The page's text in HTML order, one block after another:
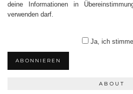
deine Informationen in
verwenden darf.
Ja, ich
ABONNIEREN
ABOUT